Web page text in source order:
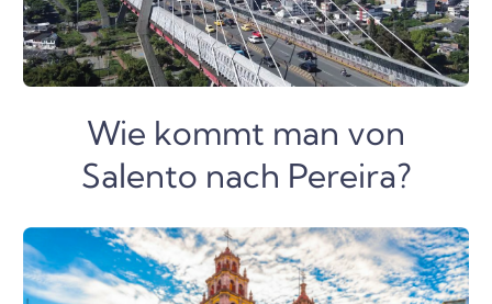
Wie kommt man von
Salento nach Pereira?